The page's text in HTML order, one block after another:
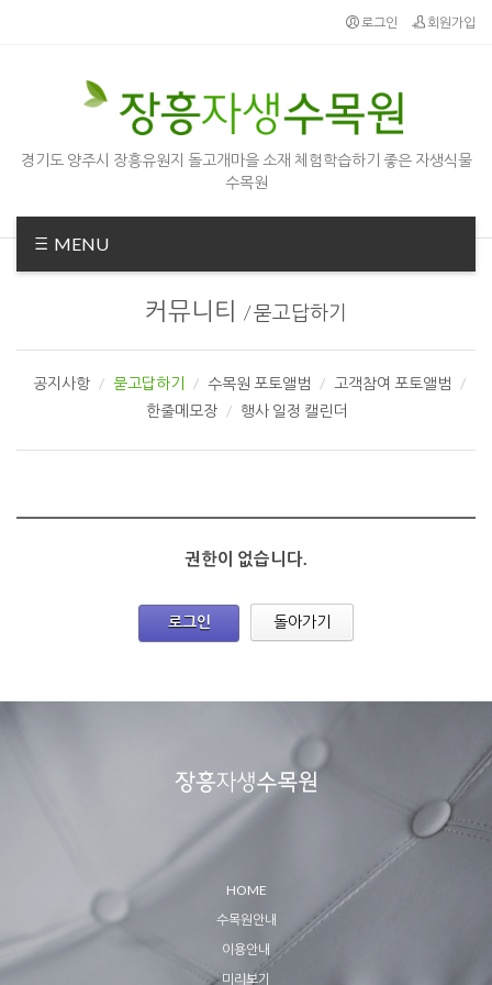
로그인 회원가입
경기도 양주시 장흥유원지 돌고개마을 소재 체험학습하기 좋은 자생식물
수목원
MENU
커뮤니티 /묻고답하기
공지사항 묻고답하기 수목원 포토앨범
고객참여 포토앨범
한줄메모장
행사 일정 캘린더
권한이 없습니다.
로그인 돌아가기
HOME
수목원안내
이용안내
미리보기